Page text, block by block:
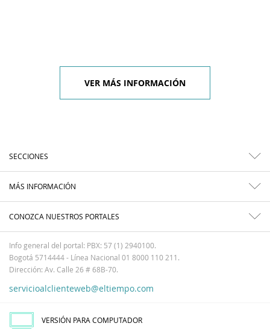
VER MÁS INFORMACIÓN
SECCIONES
MÁS INFORMACIÓN
CONOZCA NUESTROS PORTALES
Info general del portal: PBX: 57 (1) 2940100.
Bogotá 5714444 - Línea Nacional 01 8000 110 211.
Dirección: Av. Calle 26 # 68B-70.
servicioalclienteweb@eltiempo.com
VERSIÓN PARA COMPUTADOR